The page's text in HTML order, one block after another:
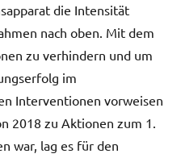
die Intensität
nach oben. Mit dem
zu verhindern und um
im
Interventionen vorweisen
2018 zu Aktionen zum 1.
war, lag es für den